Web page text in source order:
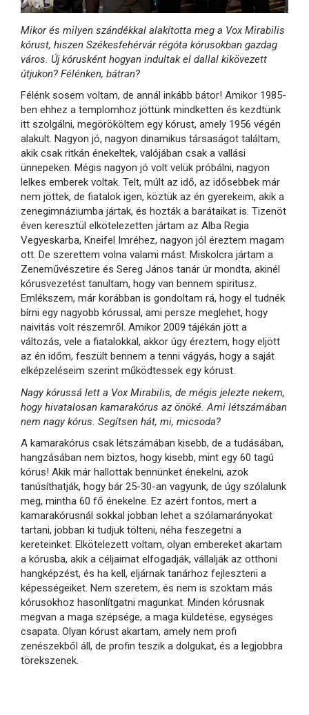
Mikor és milyen szándékkal alakította meg a Vox Mirabilis
kórust, hiszen Székesfehérvár régóta kórusokban gazdag
város. Új kórusként hogyan indultak el dallal kikövezett
útjukon? Félénken, bátran?
Félénk sosem voltam, de annál inkább bátor! Amikor 1985-
ben ehhez a templomhoz jöttünk mindketten és kezdtünk
itt szolgálni, megörököltem egy kórust, amely 1956 végén
alakult. Nagyon jó, nagyon dinamikus társaságot találtam,
akik csak ritkán énekeltek, valójában csak a vallási
ünnepeken. Mégis nagyon jó volt velük próbálni, nagyon
lelkes emberek voltak. Telt, múlt az idő, az idősebbek már
nem jöttek, de fiatalok igen, köztük az én gyerekeim, akik a
zenegimnáziumba jártak, és hozták a barátaikat is. Tizenöt
éven keresztül elkötelezetten jártam az Alba Regia
Vegyeskarba, Kneifel Imréhez, nagyon jól éreztem magam
ott. De szerettem volna valami mást. Miskolcra jártam a
Zeneművészetire és Sereg János tanár úr mondta, akinél
kórusvezetést tanultam, hogy van bennem spiritusz.
Emlékszem, már korábban is gondoltam rá, hogy el tudnék
bírni egy nagyobb kórussal, ami persze meglehet, hogy
naivitás volt részemről. Amikor 2009 tájékán jött a
változás, vele a fiatalokkal, akkor úgy éreztem, hogy eljött
az én időm, feszült bennem a tenni vágyás, hogy a saját
elképzeléseim szerint működtessek egy kórust.
Nagy kórussá lett a Vox Mirabilis, de mégis jelezte nekem,
hogy hivatalosan kamarakórus az önöké. Ami létszámában
nem nagy kórus. Segítsen hát, mi, micsoda?
A kamarakórus csak létszámában kisebb, de a tudásában,
hangzásában nem biztos, hogy kisebb, mint egy 60 tagú
kórus! Akik már hallottak bennünket énekelni, azok
tanúsíthatják, hogy bár 25-30-an vagyunk, de úgy szólalunk
meg, mintha 60 fő énekelne. Ez azért fontos, mert a
kamarakórusnál sokkal jobban lehet a szólamarányokat
tartani, jobban ki tudjuk tölteni, néha feszegetni a
kereteinket. Elkötelezett voltam, olyan embereket akartam
a kórusba, akik a céljaimat elfogadják, vállalják az otthoni
hangképzést, és ha kell, eljárnak tanárhoz fejleszteni a
képességeiket. Nem szeretem, és nem is szoktam más
kórusokhoz hasonlítgatni magunkat. Minden kórusnak
megvan a maga szépsége, a maga küldetése, egységes
csapata. Olyan kórust akartam, amely nem profi
zenészekből áll, de profin teszik a dolgukat, és a legjobbra
törekszenek.